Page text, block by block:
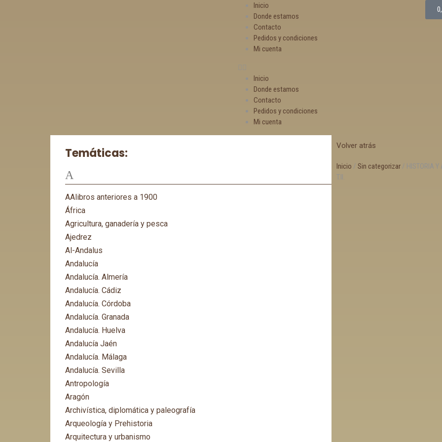
Inicio
Donde estamos
Contacto
Pedidos y condiciones
Mi cuenta
Inicio
Donde estamos
Contacto
Pedidos y condiciones
Mi cuenta
Temáticas:
A
AAlibros anteriores a 1900
África
Agricultura, ganadería y pesca
Ajedrez
Al-Andalus
Andalucía
Andalucía. Almería
Andalucía. Cádiz
Andalucía. Córdoba
Andalucía. Granada
Andalucía. Huelva
Andalucía Jaén
Andalucía. Málaga
Andalucía. Sevilla
Antropología
Aragón
Archivística, diplomática y paleografía
Arqueología y Prehistoria
Arquitectura y urbanismo
Volver atrás
Inicio / Sin categorizar / HISTORIA Y
T.II.